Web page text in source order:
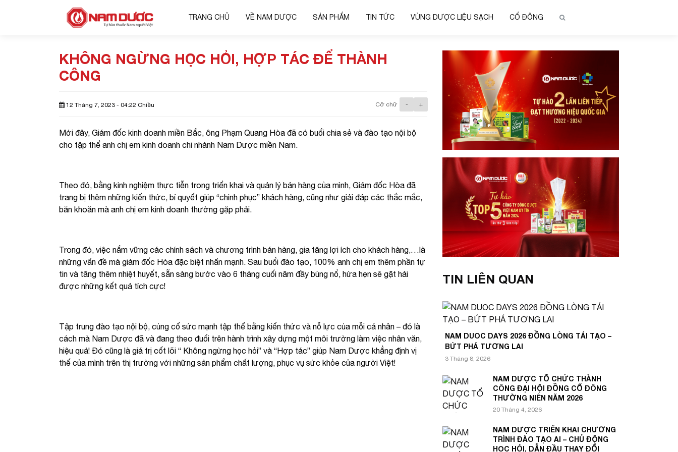
TRANG CHỦ VỀ NAM DƯỢC SẢN PHẨM TIN TỨC VÙNG DƯỢC LIỆU SẠCH CỔ ĐÔNG
KHÔNG NGỪNG HỌC HỎI, HỢP TÁC ĐỂ THÀNH
CÔNG
12 Tháng 7, 2023 - 04:22 Chiều Cỡ chữ - +
Mới đây, Giám đốc kinh doanh miền Bắc, ông Phạm Quang Hòa đã có buổi chia sẻ và đào tạo nội bộ
cho tập thể anh chị em kinh doanh chi nhánh Nam Dược miền Nam.
Theo đó, bằng kinh nghiệm thực tiễn trong triển khai và quản lý bán hàng của mình, Giám đốc Hòa đã
trang bị thêm những kiến thức, bí quyết giúp “chinh phục” khách hàng, cũng như giải đáp các thắc mắc,
băn khoăn mà anh chị em kinh doanh thường gặp phải.
Trong đó, việc nắm vững các chính sách và chương trình bán hàng, gia tăng lợi ích cho khách hàng,…là
những vấn đề mà giám đốc Hòa đặc biệt nhấn mạnh. Sau buổi đào tạo, 100% anh chị em thêm phần tự
tin và tăng thêm nhiệt huyết, sẵn sàng bước vào 6 tháng cuối năm đầy bùng nổ, hứa hẹn sẽ gặt hái
được những kết quả tích cực!
Tập trung đào tạo nội bộ, củng cố sức mạnh tập thể bằng kiến thức và nỗ lực của mỗi cá nhân – đó là
cách mà Nam Dược đã và đang theo đuổi trên hành trình xây dựng một môi trường làm việc nhân văn,
hiệu quả! Đó cũng là giá trị cốt lõi “ Không ngừng học hỏi” và “Hợp tác” giúp Nam Dược khẳng định vị
thế của mình trên thị trường với những sản phẩm chất lượng, phục vụ sức khỏe của người Việt!
TIN LIÊN QUAN
NAM DUOC DAYS 2026 ĐỒNG LÒNG TÁI TẠO –
BỨT PHÁ TƯƠNG LAI
3 Tháng 8, 2026
NAM DƯỢC TỔ CHỨC THÀNH
CÔNG ĐẠI HỘI ĐỒNG CỔ ĐÔNG
THƯỜNG NIÊN NĂM 2026
20 Tháng 4, 2026
NAM DƯỢC TRIỂN KHAI CHƯƠNG
TRÌNH ĐÀO TẠO AI – CHỦ ĐỘNG
HỌC HỎI, DẪN ĐẦU THAY ĐỔI